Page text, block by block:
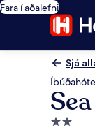
Fara í aðalefni
Sjá
2.0